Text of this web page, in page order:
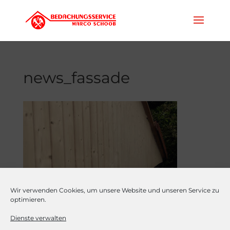
Wir verwenden Cookies, um unsere Website und unseren Service zu
optimieren.
Dienste verwalten
news_fassade